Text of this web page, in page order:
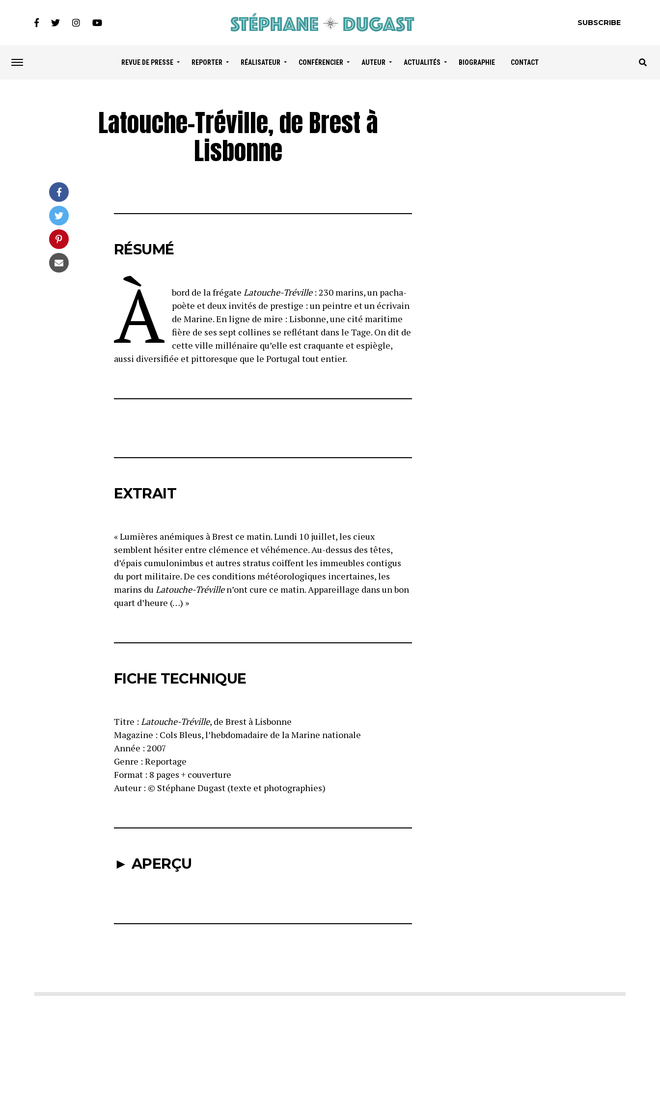
SUBSCRIBE
REVUE DE PRESSE REPORTER RÉALISATEUR CONFÉRENCIER AUTEUR ACTUALITÉS BIOGRAPHIE CONTACT
Latouche-Tréville, de Brest à
Lisbonne
RÉSUMÉ
À bord de la frégateLatouche-Tréville: 230 marins, un pacha-
poète et deux invités de prestige : un peintre et un écrivain
de Marine. En ligne de mire : Lisbonne, une cité maritime
fière de ses sept collines se reflétant dans le Tage. On dit de
cette ville millénaire qu’elle est craquante et espiègle,
aussi diversifiée et pittoresque que le Portugal tout entier.
EXTRAIT
« Lumières anémiques à Brest ce matin. Lundi 10 juillet, les cieux
semblent hésiter entre clémence et véhémence. Au-dessus des têtes,
d’épais cumulonimbus et autres stratus coiffent les immeubles contigus
du port militaire. De ces conditions météorologiques incertaines, les
marins du Latouche-Trévillen’ont cure ce matin. Appareillage dans un bon
quart d’heure (…) »
FICHE TECHNIQUE
Titre : Latouche-Tréville, de Brest à Lisbonne
Magazine : Cols Bleus, l’hebdomadaire de la Marine nationale
Année : 2007
Genre : Reportage
Format : 8 pages + couverture
Auteur : © Stéphane Dugast (texte et photographies)
► APERÇU